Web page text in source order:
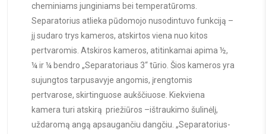
cheminiams junginiams bei temperatūroms.
Separatorius atlieka pūdomojo nusodintuvo funkciją –
jį sudaro trys kameros, atskirtos viena nuo kitos
pertvaromis. Atskiros kameros, atitinkamai apima ½,
¼ ir ¼ bendro „Separatoriaus 3“ tūrio. Šios kameros yra
sujungtos tarpusavyje angomis, įrengtomis
pertvarose, skirtinguose aukščiuose. Kiekviena
kamera turi atskirą priežiūros –ištraukimo šulinėlį,
uždaromą angą apsaugančiu dangčiu. „Separatorius-